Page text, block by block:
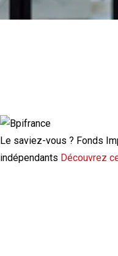
Le saviez-vous ? Fonds
indépendants Découvrez